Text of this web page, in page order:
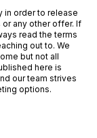
in order to release
any other offer. If
read the terms
out to. We
but not all
here is
our team strives
options.